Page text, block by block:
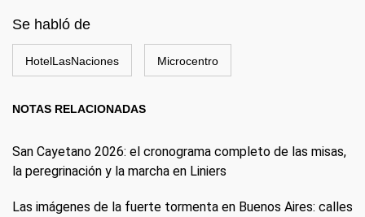
Se habló de
HotelLasNaciones Microcentro
NOTAS RELACIONADAS
San Cayetano 2026: el cronograma completo de las misas,
la peregrinación y la marcha en Liniers
Las imágenes de la fuerte tormenta en Buenos Aires: calles